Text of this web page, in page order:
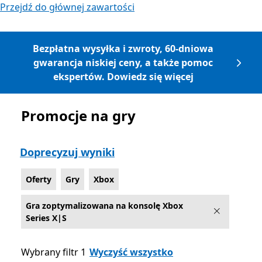
Przejdź do głównej zawartości
Bezpłatna wysyłka i zwroty, 60-dniowa
gwarancja niskiej ceny, a także pomoc
ekspertów. Dowiedz się więcej
Lista Microsoft.com
Promocje na gry
Doprecyzuj wyniki
Oferty Gry Xbox
Gra zoptymalizowana na konsolę Xbox
Series X|S
Wybrany filtr 1 Wyczyść wszystko